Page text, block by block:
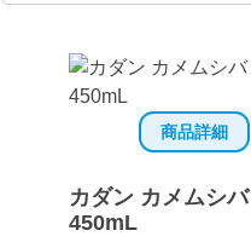
商品詳細
カダン カメムシ
450mL